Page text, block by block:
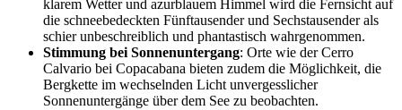
klarem Wetter und azurblauem Himmel wird die Fernsicht auf
die schneebedeckten Fünftausender und Sechstausender als
schier unbeschreiblich und phantastisch wahrgenommen.
Stimmung bei Sonnenuntergang: Orte wie der Cerro
Calvario bei Copacabana bieten zudem die Möglichkeit, die
Bergkette im wechselnden Licht unvergesslicher
Sonnenuntergänge über dem See zu beobachten.